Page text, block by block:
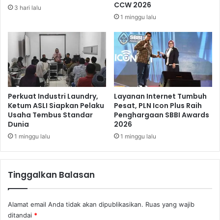
S
a
l
i
t
a
s
d
a
n
e
a
y
I
u
t
i
p
J
a
b
a
t
e
m
a
l
3 hari lalu
CCW 2026
1 minggu lalu
Perkuat Industri Laundry,
Ketum ASLI Siapkan Pelaku
Usaha Tembus Standar
Dunia
1 minggu lalu
Layanan Internet Tumbuh
Pesat, PLN Icon Plus Raih
Penghargaan SBBI Awards
2026
1 minggu lalu
Tinggalkan Balasan
Alamat email Anda tidak akan dipublikasikan. Ruas yang wajib
ditandai *